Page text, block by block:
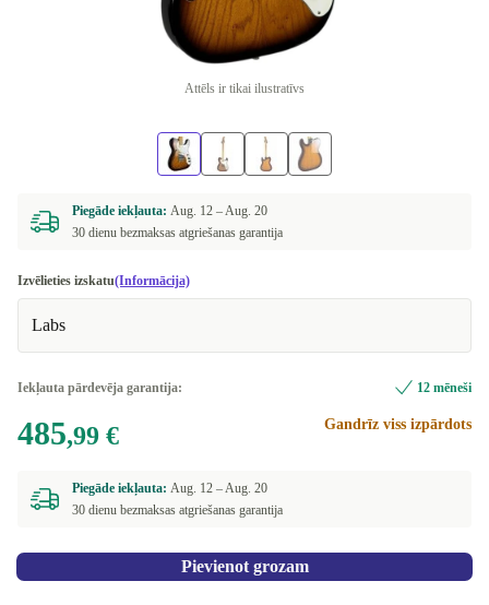
Attēls ir tikai ilustratīvs
Piegāde iekļauta: Aug. 12 –Aug. 20
30 dienu bezmaksas atgriešanas garantija
Izvēlieties izskatu(Informācija)
Labs
Iekļauta pārdevēja garantija: 12 mēneši
485,99 € Gandrīz viss izpārdots
Piegāde iekļauta: Aug. 12 –Aug. 20
30 dienu bezmaksas atgriešanas garantija
Pievienot grozam